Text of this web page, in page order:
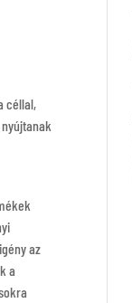
céllal,
az
a